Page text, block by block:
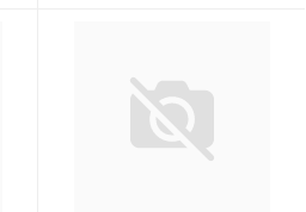
Аксессуары
Пульты
Блоки питания